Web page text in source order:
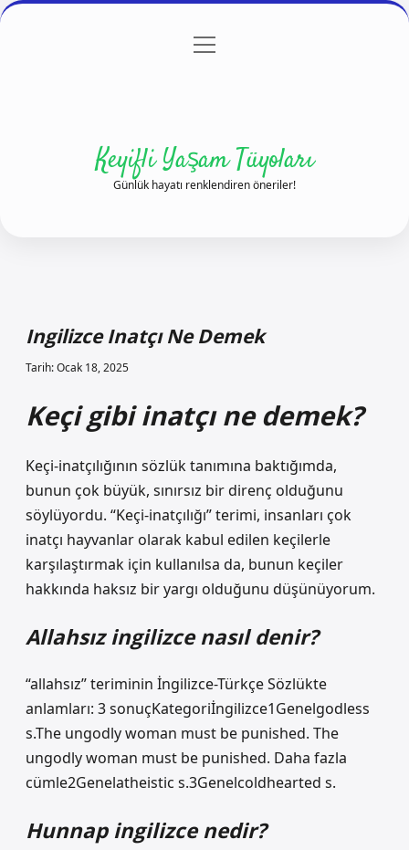
Gizlilik Politikası
menüyü
Keyifli Yaşam Tüyoları
Günlük hayatı renklendiren öneriler!
Ingilizce Inatçı Ne Demek
Tarih: Ocak 18, 2025
Keçi gibi inatçı ne demek?
Keçi-inatçılığının sözlük tanımına baktığımda,
bunun çok büyük, sınırsız bir direnç olduğunu
söylüyordu. “Keçi-inatçılığı” terimi, insanları çok
inatçı hayvanlar olarak kabul edilen keçilerle
karşılaştırmak için kullanılsa da, bunun keçiler
hakkında haksız bir yargı olduğunu düşünüyorum.
Allahsız ingilizce nasıl denir?
“allahsız” teriminin İngilizce-Türkçe Sözlükte
anlamları: 3 sonuçKategoriİngilizce1Genelgodless
s.The ungodly woman must be punished. The
ungodly woman must be punished. Daha fazla
cümle2Genelatheistic s.3Genelcoldhearted s.
Hunnap ingilizce nedir?